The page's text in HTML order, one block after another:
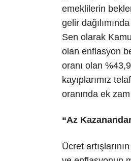
emeklilerin
gelir
Sen olarak
olan enflasyon
oranı olan
kayıplarımız
oranında ek
“Az
Ücret